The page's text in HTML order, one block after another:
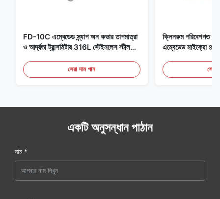
FD-10C এম্বেডেড স্ন্যাপ অন কভার তাপমাত্রা
ও আর্দ্রতা ট্রান্সমিটার 316L স্টেইনলেস স্টীল
সেরা দাম পান
ক্লিনরুম পরিবেশগত
এম্বেডেড মাইক্রো
সেরা
একটি অনুসন্ধান পাঠান
নাম *